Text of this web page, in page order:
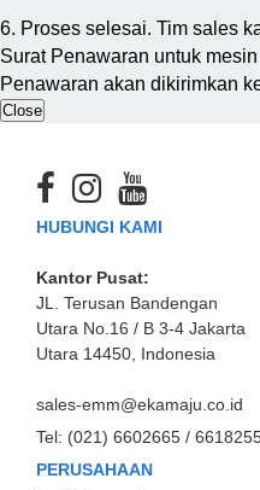
6. Proses selesai. Tim sales
Surat Penawaran untuk
Penawaran akan dikirimkan
Close
HUBUNGI KAMI
Kantor Pusat:
JL. Terusan Bandengan
Utara No.16 / B 3-4 Jakarta
Utara 14450, Indonesia
sales-emm@ekamaju.co.id
Tel: (021) 6602665 /
PERUSAHAAN